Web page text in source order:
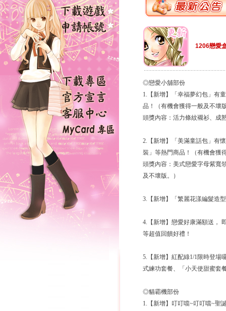
1206戀愛
◎戀愛小舖部份
1.【新增】「幸福夢幻包」有
品！（有機會獲得一般及不壞
頭獎內容：活力條紋襯衫、成
2.【新增】「美滿童話包」有
裝」等熱門商品！（有機會獲
頭獎內容：美式戀愛字母紫寬
及不壞版。）
3.【新增】「繁麗花漾編髮造
4.【新增】戀愛好康滿額送，
等超值回饋好禮！
5.【新增】紅配綠1/1限時登場
式練功套餐、「小天使甜蜜套
◎貓霸機部份
1.【新增】叮叮噹~叮叮噹~聖